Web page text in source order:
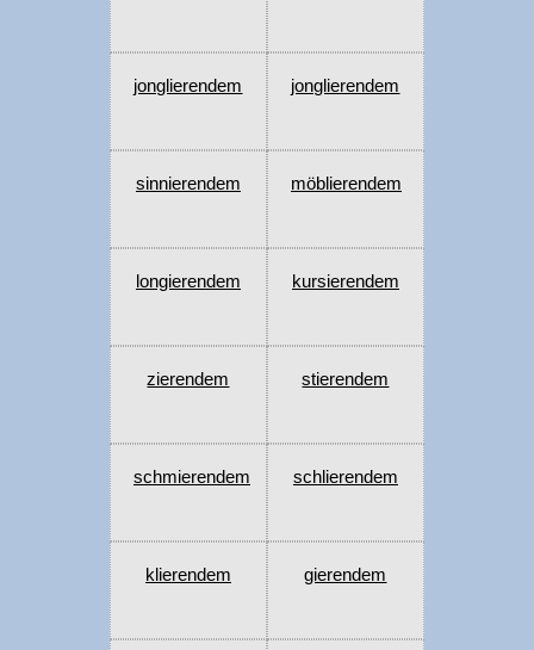
jonglierendem jonglierendem
sinnierendem möblierendem
longierendem kursierendem
zierendem stierendem
schmierendem schlierendem
klierendem gierendem